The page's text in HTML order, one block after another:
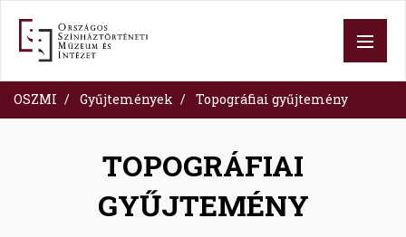
tartalomra
OSZMI Gyűjtemények Topográfiai gyűjtemény
TOPOGRÁFIAI
GYŰJTEMÉNY